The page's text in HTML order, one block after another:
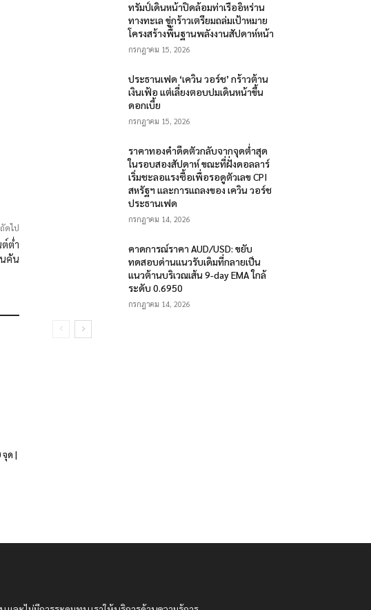
ดไป
ต่ำ
คัน
จุด |
ทรัมป์เดินหน้าปิดล้อมท่าเรืออิหร่าน
ทางทะเล ขู่กร้าวเตรียมถล่มเป้าหมาย
โครงสร้างพื้นฐานพลังงานสัปดาห์หน้า
กรกฎาคม 15, 2026
ประธานเฟด ‘เควิน วอร์ช’ กร้าวต้าน
เงินเฟ้อ แต่เลี่ยงตอบปมเดินหน้าขึ้น
ดอกเบี้ย
กรกฎาคม 15, 2026
ราคาทองคำดีดตัวกลับจากจุดต่ำสุด
ในรอบสองสัปดาห์ ขณะที่ฝั่งดอลลาร์
เริ่มชะลอแรงซื้อเพื่อรอดูตัวเลข CPI
สหรัฐฯ และการแถลงของ เควิน วอร์ช
ประธานเฟด
กรกฎาคม 14, 2026
คาดการณ์ราคา AUD/USD: ขยับ
ทดสอบด่านแนวรับเดิมที่กลายเป็น
แนวต้านบริเวณเส้น 9-day EMA ใกล้
ระดับ 0.6950
กรกฎาคม 14, 2026